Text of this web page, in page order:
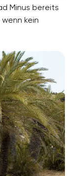
Minus bereits
kein